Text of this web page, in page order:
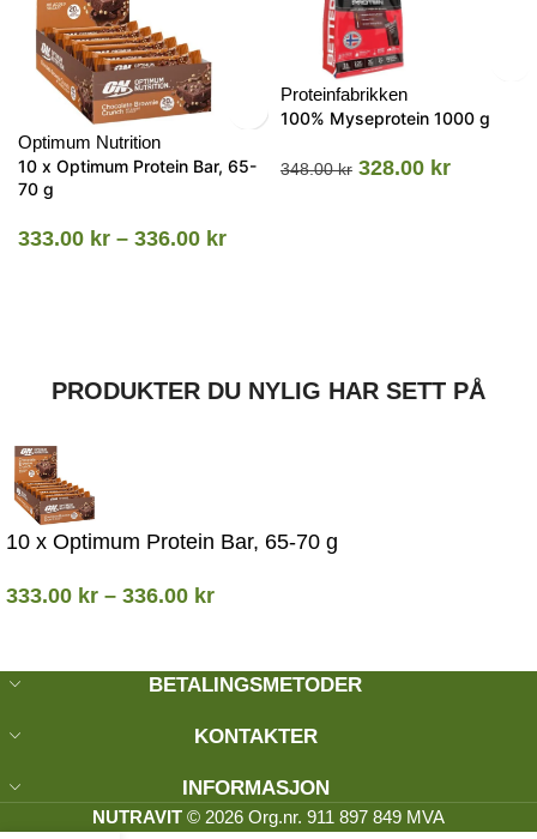
Optimum Nutrition
10 x Optimum Protein Bar, 65-
70 g
333.00 kr – 336.00 kr
Proteinfabrikken
100% Myseprotein 1000 g
348.00kr 328.00 kr
PRODUKTER DU NYLIG HAR SETT PÅ
10 x Optimum Protein Bar, 65-70 g
333.00 kr – 336.00 kr
BETALINGSMETODER
KONTAKTER
INFORMASJON
NUTRAVIT © 2026 Org.nr. 911 897 849 MVA